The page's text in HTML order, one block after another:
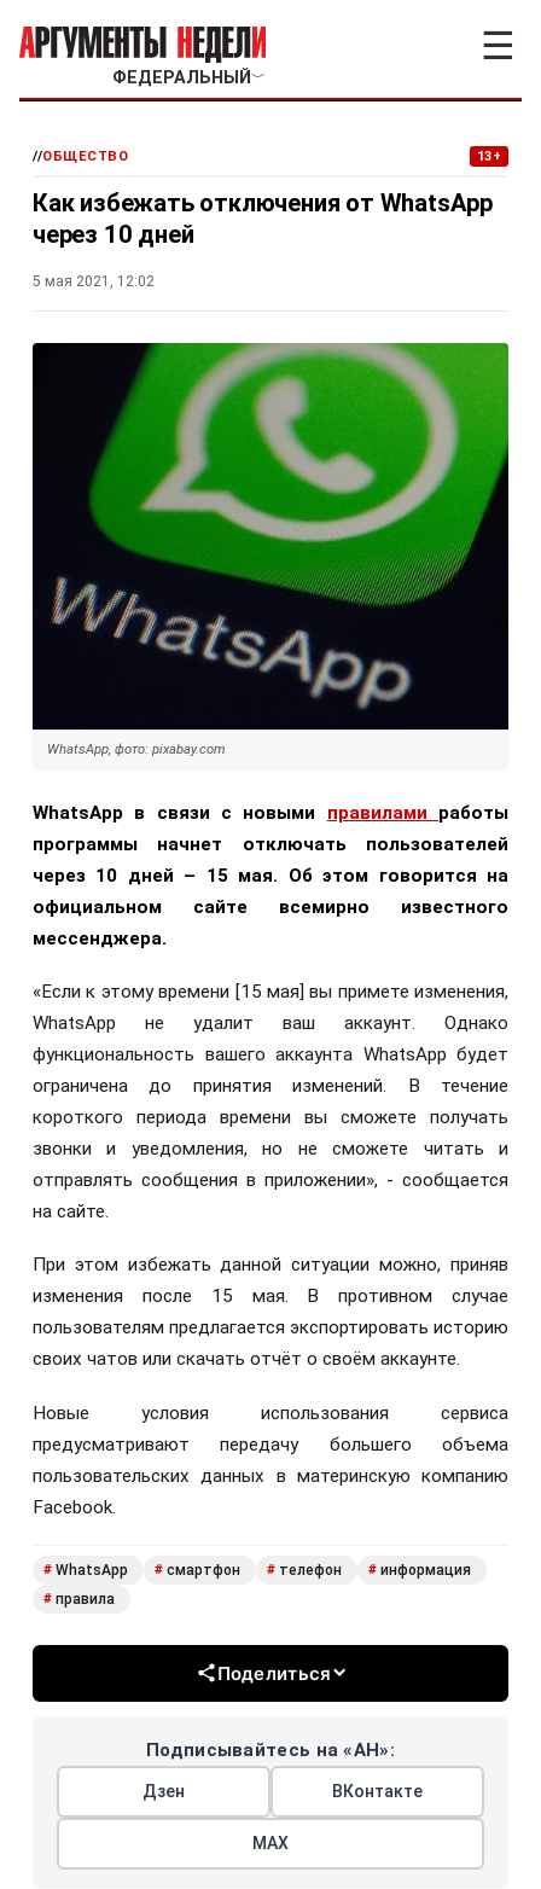
ФЕДЕРАЛЬНЫЙ ﹀
☰
//ОБЩЕСТВО 13+
Как избежать отключения от WhatsApp
через 10 дней
5 мая 2021, 12:02
WhatsApp, фото: pixabay.com
WhatsApp в связи с новыми правилами работы
программы начнет отключать пользователей
через 10 дней – 15 мая. Об этом говорится на
официальном сайте всемирно известного
мессенджера.
«Если к этому времени [15 мая] вы примете изменения,
WhatsApp не удалит ваш аккаунт. Однако
функциональность вашего аккаунта WhatsApp будет
ограничена до принятия изменений. В течение
короткого периода времени вы сможете получать
звонки и уведомления, но не сможете читать и
отправлять сообщения в приложении», - сообщается
на сайте.
При этом избежать данной ситуации можно, приняв
изменения после 15 мая. В противном случае
пользователям предлагается экспортировать историю
своих чатов или скачать отчёт о своём аккаунте.
Новые условия использования сервиса
предусматривают передачу большего объема
пользовательских данных в материнскую компанию
Facebook.
# WhatsApp # смартфон # телефон # информация
# правила
Поделиться
Подписывайтесь на «АН»:
Дзен ВКонтакте
МАХ